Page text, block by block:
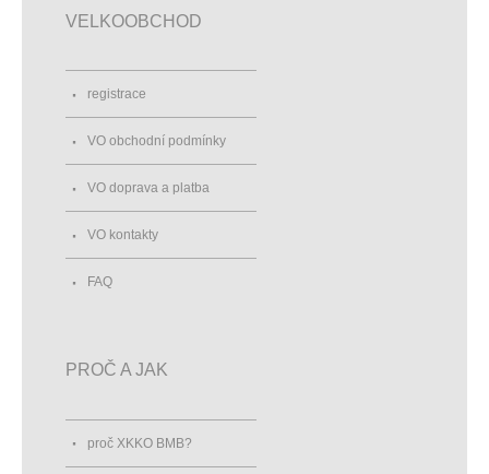
VELKOOBCHOD
registrace
VO obchodní podmínky
VO doprava a platba
VO kontakty
FAQ
PROČ A JAK
proč XKKO BMB?